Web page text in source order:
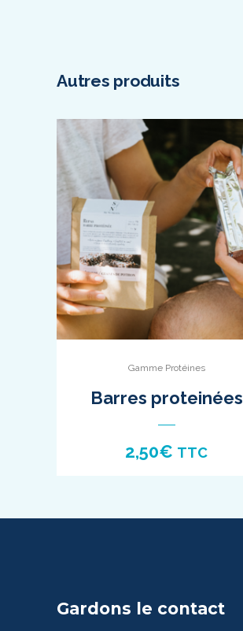
Autres produits
Gamme Protéines
Barres proteinées
2,50€ TTC
Gardons le contact